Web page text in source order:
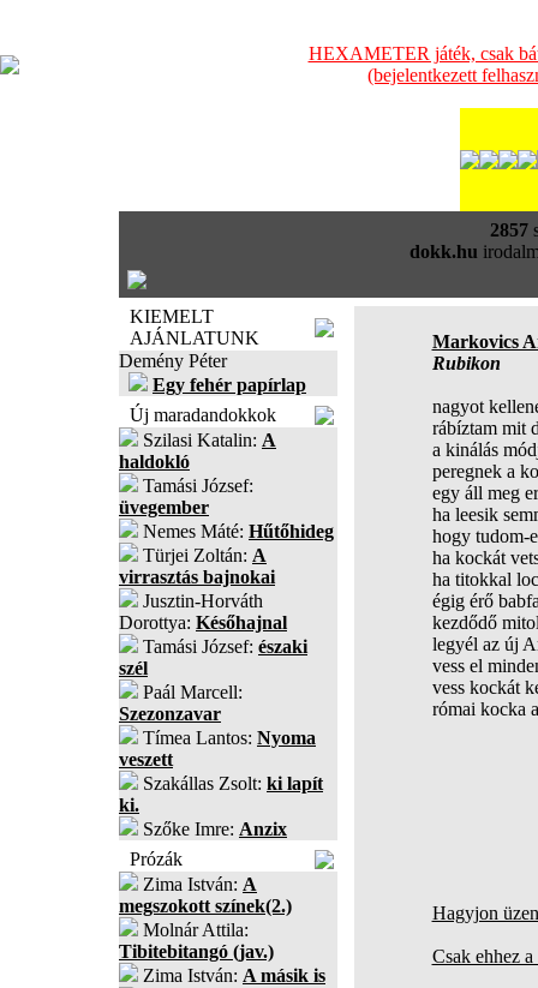
HEXAMETER játék, csak
(bejelentkezett
2857
dokk.hu
KIEMELT
AJÁNLATUNK
Demény Péter
Egy fehér papírlap
Új maradandokkok
Szilasi Katalin: A
haldokló
Tamási József:
üvegember
Nemes Máté: Hűtőhideg
Türjei Zoltán: A
virrasztás bajnokai
Jusztin-Horváth
Dorottya: Későhajnal
Tamási József: északi
szél
Paál Marcell:
Szezonzavar
Tímea Lantos: Nyoma
veszett
Szakállas Zsolt: ki lapít
ki.
Szőke Imre: Anzix
Prózák
Zima István: A
megszokott színek(2.)
Molnár Attila:
Tibitebitangó (jav.)
Zima István: A másik is
Markovics
Rubikon
nagyot
rábíztam mit
a kinálás
peregnek a
egy áll meg
ha leesik
hogy tudom-
ha kockát
ha titokkal
égig érő
kezdődő
legyél az új
vess el
vess kockát
római kocka
Hagyjon
Csak ehhez